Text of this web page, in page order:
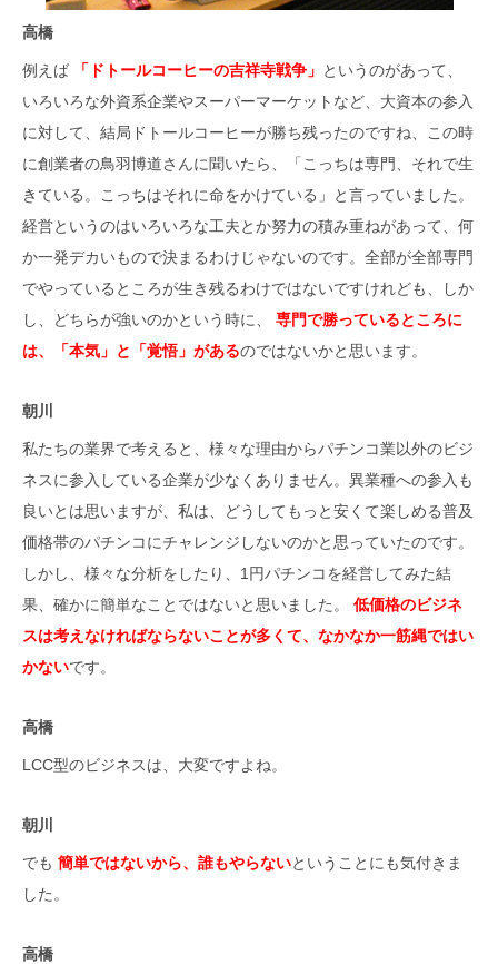
高橋
例えば 「ドトールコーヒーの吉祥寺戦争」 というのがあって、
いろいろな外資系企業やスーパーマーケットなど、大資本の参入
に対して、結局ドトールコーヒーが勝ち残ったのですね、この時
に創業者の鳥羽博道さんに聞いたら、「こっちは専門、それで生
きている。こっちはそれに命をかけている」と言っていました。
経営というのはいろいろな工夫とか努力の積み重ねがあって、何
か一発デカいもので決まるわけじゃないのです。全部が全部専門
でやっているところが生き残るわけではないですけれども、しか
し、どちらが強いのかという時に、 専門で勝っているところに
は、「本気」と「覚悟」があるのではないかと思います。
朝川
私たちの業界で考えると、様々な理由からパチンコ業以外のビジ
ネスに参入している企業が少なくありません。異業種への参入も
良いとは思いますが、私は、どうしてもっと安くて楽しめる普及
価格帯のパチンコにチャレンジしないのかと思っていたのです。
しかし、様々な分析をしたり、1円パチンコを経営してみた結
果、確かに簡単なことではないと思いました。 低価格のビジネ
スは考えなければならないことが多くて、なかなか一筋縄ではい
かないです。
高橋
LCC型のビジネスは、大変ですよね。
朝川
でも 簡単ではないから、誰もやらないということにも気付きま
した。
高橋